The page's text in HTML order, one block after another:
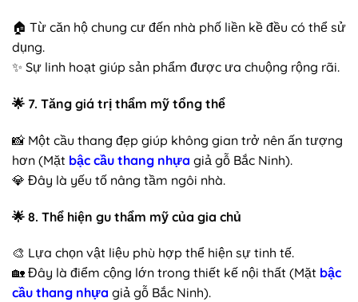
🏠 Từ căn hộ chung cư đến nhà phố liền kề đều có thể sử
dụng.
✨ Sự linh hoạt giúp sản phẩm được ưa chuộng rộng rãi.
🌟 7. Tăng giá trị thẩm mỹ tổng thể
📸 Một cầu thang đẹp giúp không gian trở nên ấn tượng
hơn (Mặt bậc cầu thang nhựa giả gỗ Bắc Ninh).
💎 Đây là yếu tố nâng tầm ngôi nhà.
🌟 8. Thể hiện gu thẩm mỹ của gia chủ
🎨 Lựa chọn vật liệu phù hợp thể hiện sự tinh tế.
🏡 Đây là điểm cộng lớn trong thiết kế nội thất (Mặt bậc
cầu thang nhựa giả gỗ Bắc Ninh).